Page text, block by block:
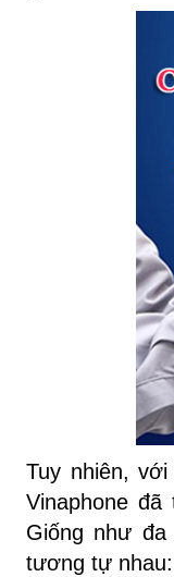
Tuy nhiên,
Vinaphone
Giống như
tương tự